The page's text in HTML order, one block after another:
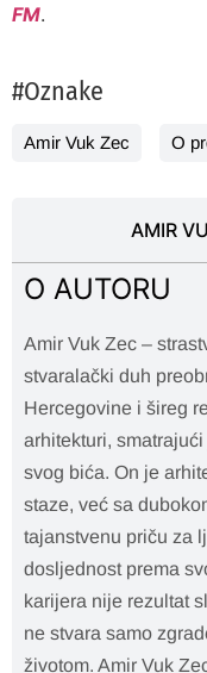
FM.
#Oznake
Amir Vuk Zec O
AMIR
O AUTORU
Amir Vuk Zec –
stvaralački duh
Hercegovine i šireg
arhitekturi,
svog bića. On je
staze, već sa
tajanstvenu priču za
dosljednost prema
karijera nije rezultat
ne stvara samo
životom. Amir Vuk